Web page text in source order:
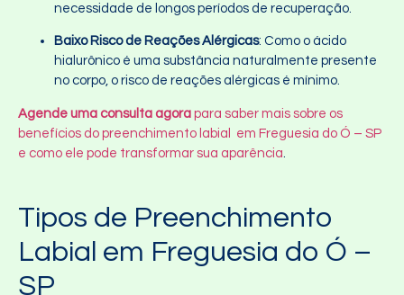
necessidade de longos períodos de recuperação.
Baixo Risco de Reações Alérgicas: Como o ácido
hialurônico é uma substância naturalmente presente
no corpo, o risco de reações alérgicas é mínimo.
Agende uma consulta agora para saber mais sobre os
benefícios do preenchimento labial em Freguesia do Ó – SP
e como ele pode transformar sua aparência
Tipos de Preenchimento
Labial em Freguesia do Ó –
SP